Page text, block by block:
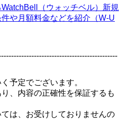
WatchBell（ウォッチベル）新規
や月額料金などを紹介（W-U
予定でございます。
、内容の正確性を保証するも
は、お受けしておりませんの